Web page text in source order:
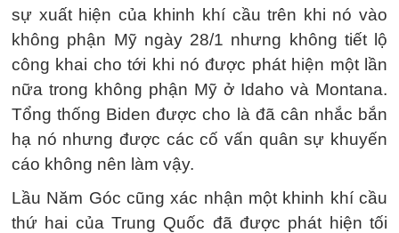
sự xuất hiện của khinh khí cầu trên khi nó vào
không phận Mỹ ngày 28/1 nhưng không tiết lộ
công khai cho tới khi nó được phát hiện một lần
nữa trong không phận Mỹ ở Idaho và Montana.
Tổng thống Biden được cho là đã cân nhắc bắn
hạ nó nhưng được các cố vấn quân sự khuyến
cáo không nên làm vậy.
Lầu Năm Góc cũng xác nhận một khinh khí cầu
thứ hai của Trung Quốc đã được phát hiện tối